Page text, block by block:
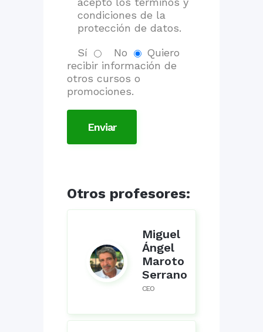
condiciones de la
protección de datos.
Sí
No
Quiero
recibir información de
otros cursos o
promociones.
Otros profesores:
Miguel
Ángel
Maroto
Serrano
CEO